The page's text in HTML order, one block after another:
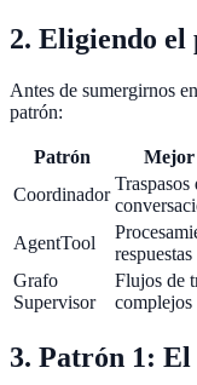
2. Eligiendo
Antes de sumergirnos
patrón:
Patrón Mejor
Coordinador
Traspasos
AgentTool
respuestas
Grafo
Supervisor
Flujos de
complejos
3. Patrón 1: El